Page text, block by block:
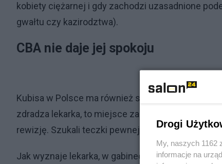
kobiety ciężarnej i gdy zachodzi uzasadnione
gwałtu czy kazirodztwa).
CBA nie daje jej spokoju
Kubisa w Polsce ma również swój gabinet
zdradza lekarka, to miejsce zainteresowało
rewizję. Szukali teczki pewnej pacjentki, której
Jak wyznaje lekarka, w gabinecie w Szczecinie
Drogi
My, naszych 1162
informacje na